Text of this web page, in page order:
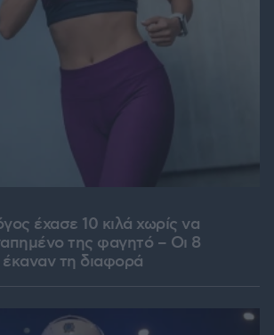
έχασε 10 κιλά χωρίς να
της φαγητό – Οι 8
τη διαφορά